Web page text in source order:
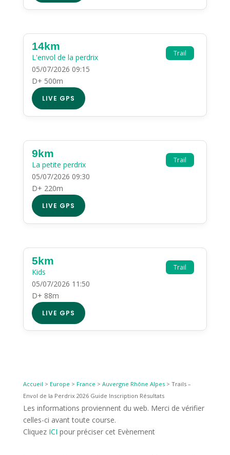
Trail
14km
L'envol de la perdrix
05/07/2026 09:15
D+ 500m
LIVE GPS
Trail
9km
La petite perdrix
05/07/2026 09:30
D+ 220m
LIVE GPS
Trail
5km
Kids
05/07/2026 11:50
D+ 88m
LIVE GPS
Accueil > Europe > France > Auvergne Rhône Alpes> Trails –
Envol de la Perdrix 2026 Guide Inscription Résultats
Les informations proviennent du web. Merci de vérifier
celles-ci avant toute course.
Cliquez ICI pour préciser cet Evènement